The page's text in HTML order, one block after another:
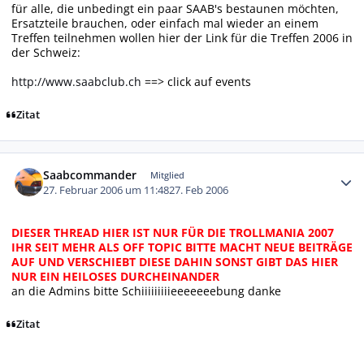
für alle, die unbedingt ein paar SAAB's bestaunen möchten,
Ersatzteile brauchen, oder einfach mal wieder an einem
Treffen teilnehmen wollen hier der Link für die Treffen 2006 in
der Schweiz:
http://www.saabclub.ch ==> click auf events
Zitat
Saabcommander Mitglied
27. Februar 2006 um 11:4827. Feb 2006
DIESER THREAD HIER IST NUR FÜR DIE TROLLMANIA 2007
IHR SEIT MEHR ALS OFF TOPIC BITTE MACHT NEUE BEITRÄGE
AUF UND VERSCHIEBT DIESE DAHIN SONST GIBT DAS HIER
NUR EIN HEILOSES DURCHEINANDER
an die Admins bitte Schiiiiiiiiieeeeeeebung danke
Zitat